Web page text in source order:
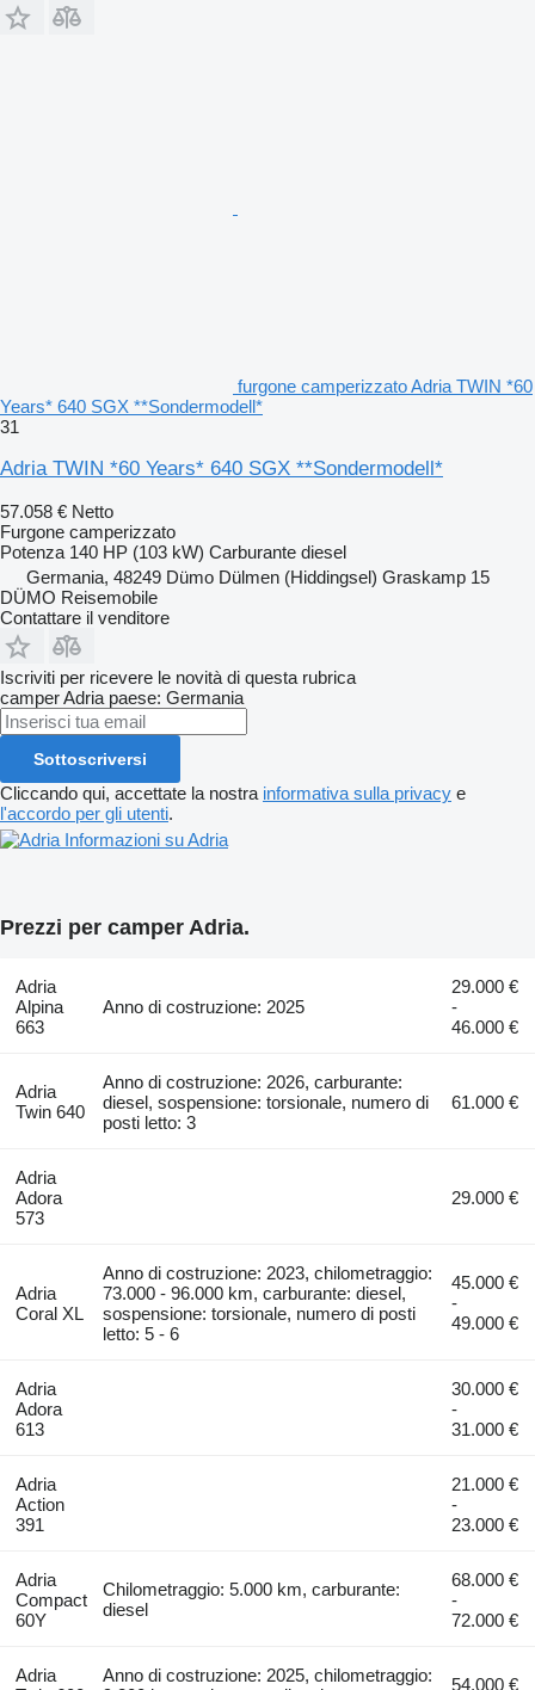
furgone camperizzato Adria TWIN *60
Years* 640 SGX **Sondermodell*
31
Adria TWIN *60 Years* 640 SGX **Sondermodell*
57.058 € Netto
Furgone camperizzato
Potenza 140 HP (103 kW) Carburante diesel
Germania, 48249 Dümo Dülmen (Hiddingsel) Graskamp 15
DÜMO Reisemobile
Contattare il venditore
Iscriviti per ricevere le novità di questa rubrica
camperAdria paese: Germania
Sottoscriversi
Cliccando qui, accettate la nostra informativa sulla privacy e
l'accordo per gli utenti.
Informazioni su Adria
Prezzi per camper Adria.
Adria
Alpina
663
Anno di costruzione: 2025
29.000 €
-
46.000 €
Adria
Twin 640
Anno di costruzione: 2026, carburante:
diesel, sospensione: torsionale, numero di
posti letto: 3
61.000 €
Adria
Adora
573
29.000 €
Adria
Coral XL
Anno di costruzione: 2023, chilometraggio:
73.000 - 96.000 km, carburante: diesel,
sospensione: torsionale, numero di posti
letto: 5 - 6
45.000 €
-
49.000 €
Adria
Adora
613
30.000 €
-
31.000 €
Adria
Action
391
21.000 €
-
23.000 €
Adria
Compact
60Y
Chilometraggio: 5.000 km, carburante:
diesel
68.000 €
-
72.000 €
Adria
Anno di costruzione: 2025, chilometraggio:
54.000 €